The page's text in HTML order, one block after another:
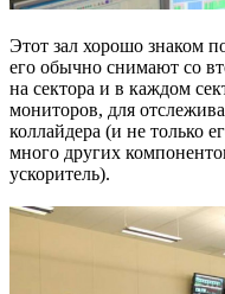
Этот зал хорошо знаком
его обычно снимают со
на сектора и в каждом
мониторов, для
коллайдера (и не только
много других
ускоритель).